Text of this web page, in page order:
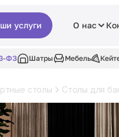
услуги О нас
ФЗ Шатры Мебель
столы Столы для